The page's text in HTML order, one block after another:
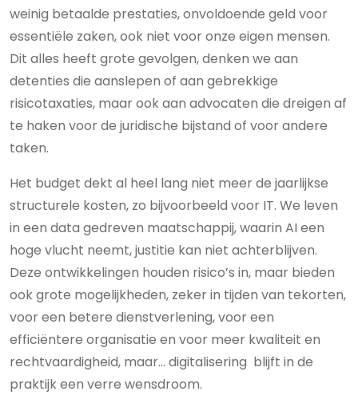
weinig betaalde prestaties, onvoldoende geld voor
essentiële zaken, ook niet voor onze eigen mensen.
Dit alles heeft grote gevolgen, denken we aan
detenties die aanslepen of aan gebrekkige
risicotaxaties, maar ook aan advocaten die dreigen af
te haken voor de juridische bijstand of voor andere
taken.
Het budget dekt al heel lang niet meer de jaarlijkse
structurele kosten, zo bijvoorbeeld voor IT. We leven
in een data gedreven maatschappij, waarin AI een
hoge vlucht neemt, justitie kan niet achterblijven.
Deze ontwikkelingen houden risico’s in, maar bieden
ook grote mogelijkheden, zeker in tijden van tekorten,
voor een betere dienstverlening, voor een
efficiëntere organisatie en voor meer kwaliteit en
rechtvaardigheid, maar… digitalisering blijft in de
praktijk een verre wensdroom.